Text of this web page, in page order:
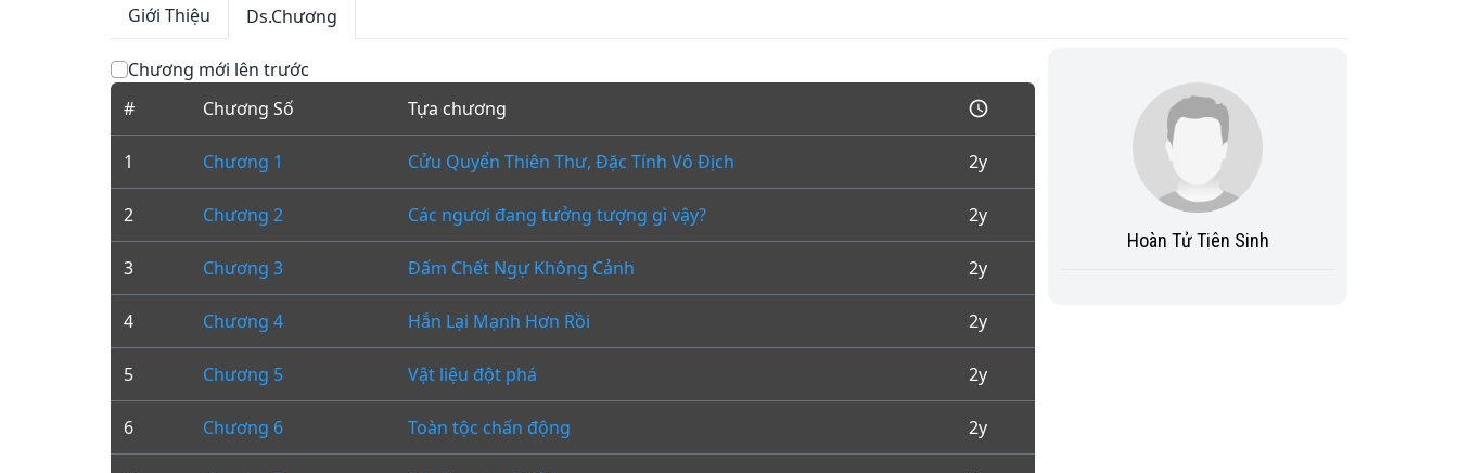
Giới Thiệu Ds.Chương
Chương mới lên trước
#
Chương Số Tựa chương
1 Chương 1 Cửu Quyển Thiên Thư, Đặc Tính Vô Địch 2y
2 Chương 2 Các ngươi đang tưởng tượng gì vậy? 2y
3 Chương 3 Đấm Chết Ngự Không Cảnh 2y
4 Chương 4 Hắn Lại Mạnh Hơn Rồi 2y
5 Chương 5 Vật liệu đột phá 2y
6 Chương 6 Toàn tộc chấn động 2y
Hoàn Tử Tiên Sinh